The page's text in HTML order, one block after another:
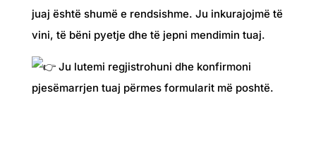
juaj është shumë e rendsishme. Ju inkurajojmë të
vini, të bëni pyetje dhe të jepni mendimin tuaj.
Ju lutemi regjistrohuni dhe konfirmoni
pjesëmarrjen tuaj përmes formularit më poshtë.